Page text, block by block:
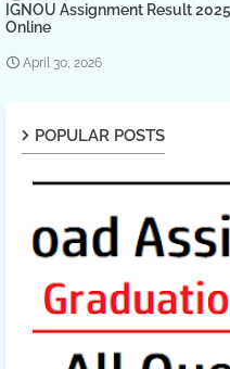
IGNOU Assignment Result
Online
April 30, 2026
POPULAR POSTS